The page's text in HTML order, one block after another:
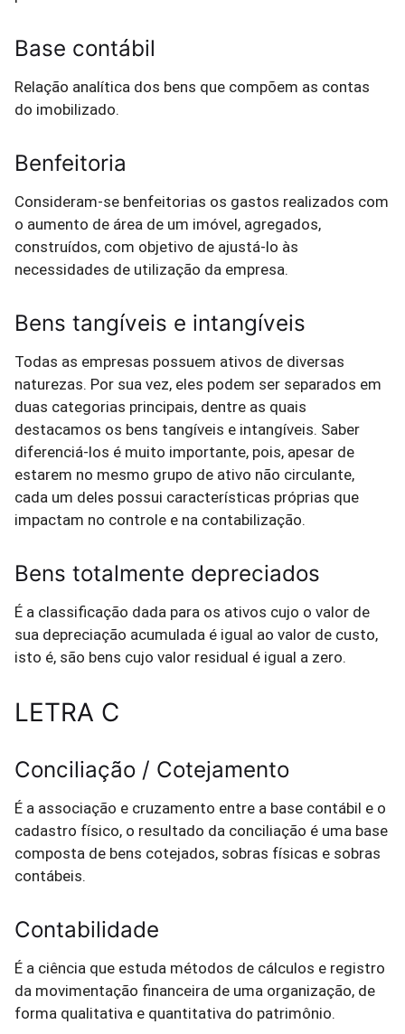
Base contábil
Relação analítica dos bens que compõem as contas
do imobilizado.
Benfeitoria
Consideram-se benfeitorias os gastos realizados com
o aumento de área de um imóvel, agregados,
construídos, com objetivo de ajustá-lo às
necessidades de utilização da empresa.
Bens tangíveis e intangíveis
Todas as empresas possuem ativos de diversas
naturezas. Por sua vez, eles podem ser separados em
duas categorias principais, dentre as quais
destacamos os bens tangíveis e intangíveis. Saber
diferenciá-los é muito importante, pois, apesar de
estarem no mesmo grupo de ativo não circulante,
cada um deles possui características próprias que
impactam no controle e na contabilização.
Bens totalmente depreciados
É a classificação dada para os ativos cujo o valor de
sua depreciação acumulada é igual ao valor de custo,
isto é, são bens cujo valor residual é igual a zero.
LETRA C
Conciliação / Cotejamento
É a associação e cruzamento entre a base contábil e o
cadastro físico, o resultado da conciliação é uma base
composta de bens cotejados, sobras físicas e sobras
contábeis.
Contabilidade
É a ciência que estuda métodos de cálculos e registro
da movimentação financeira de uma organização, de
forma qualitativa e quantitativa do patrimônio.